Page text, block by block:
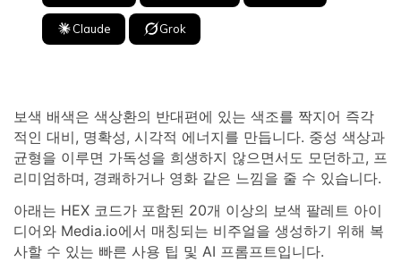
Claude Grok
보색 배색은 색상환의 반대편에 있는 색조를 짝지어 즉각
적인 대비, 명확성, 시각적 에너지를 만듭니다. 중성 색상과
균형을 이루면 가독성을 희생하지 않으면서도 모던하고, 프
리미엄하며, 경쾌하거나 영화 같은 느낌을 줄 수 있습니다.
아래는 HEX 코드가 포함된 20개 이상의 보색 팔레트 아이
디어와 Media.io에서 매칭되는 비주얼을 생성하기 위해 복
사할 수 있는 빠른 사용 팁 및 AI 프롬프트입니다.